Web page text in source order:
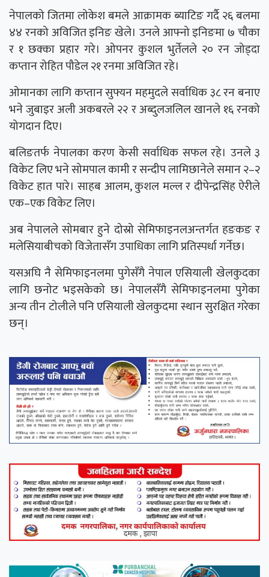
नेपालको जितमा लोकेश बमले आक्रामक ब्याटिङ गर्दै २६ बलमा
४४ रनको अविजित इनिङ खेले। उनले आफ्नो इनिङमा ७ चौका
र १ छक्का प्रहार गरे। ओपनर कुशल भुर्तेलले २० रन जोड्दा
कप्तान रोहित पौडेल २१ रनमा अविजित रहे।
ओमानका लागि कप्तान सुफ्यन महमुदले सर्वाधिक ३८ रन बनाए
भने जुबाइर अली अकबरले २२ र अब्दुलजलिल खानले १६ रनको
योगदान दिए।
बलिङतर्फ नेपालका करण केसी सर्वाधिक सफल रहे। उनले ३
विकेट लिए भने सोमपाल कामी र सन्दीप लामिछानेले समान २–२
विकेट हात पारे। साहब आलम, कुशल मल्ल र दीपेन्द्रसिंह ऐरीले
एक–एक विकेट लिए।
अब नेपालले सोमबार हुने दोस्रो सेमिफाइनलअन्तर्गत हङकङ र
मलेसियाबीचको विजेतासँग उपाधिका लागि प्रतिस्पर्धा गर्नेछ।
यसअघि नै सेमिफाइनलमा पुगेसँगै नेपाल एसियाली खेलकुदका
लागि छनोट भइसकेको छ। नेपालसँगै सेमिफाइनलमा पुगेका
अन्य तीन टोलीले पनि एसियाली खेलकुदमा स्थान सुरक्षित गरेका
छन्।